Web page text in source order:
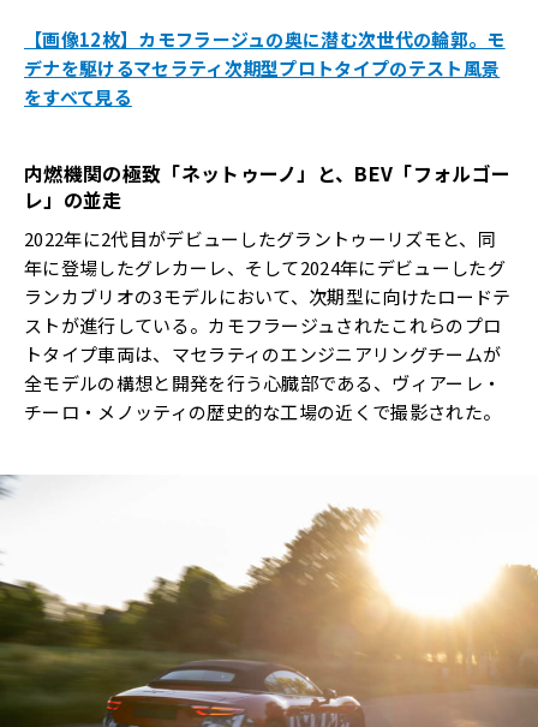
【画像12枚】カモフラージュの奥に潜む次世代の輪郭。モ
デナを駆けるマセラティ次期型プロトタイプのテスト風景
をすべて見る
内燃機関の極致「ネットゥーノ」と、 BEV 「フォルゴー
レ」の並走
2022年に2代目がデビューしたグラントゥーリズモと、同
年に登場したグレカーレ、そして2024年にデビューしたグ
ランカブリオの3モデルにおいて、次期型に向けたロードテ
ストが進行している。カモフラージュされたこれらのプロ
トタイプ車両は、マセラティのエンジニアリングチームが
全モデルの構想と開発を行う心臓部である、ヴィアーレ・
チーロ・メノッティの歴史的な工場の近くで撮影された。